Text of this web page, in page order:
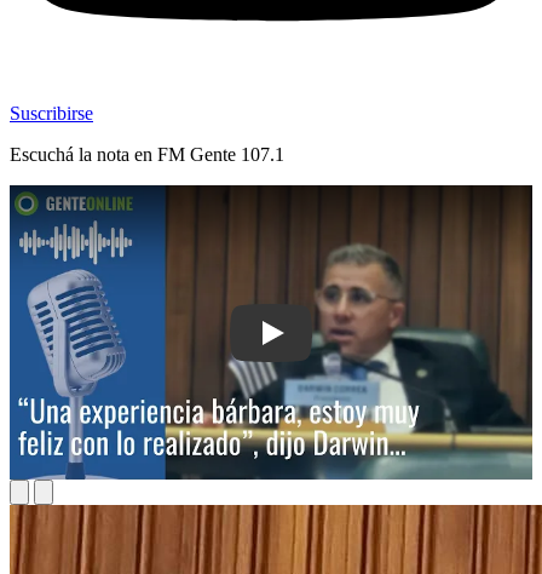
Suscribirse
Escuchá la nota en FM Gente 107.1
Play: “Una experiencia bárbara,